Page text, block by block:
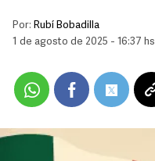
Por: Rubí Bobadilla
1 de agosto de 2025 - 16:37 hs